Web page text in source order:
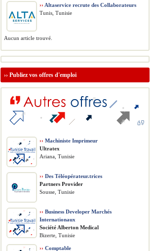
›› Altaservice recrute des Collaborateurs
Tunis, Tunisie
Aucun article trouvé.
›› Publiez vos offres d'emploi
›› Machiniste Imprimeur
Ultratex
Ariana, Tunisie
›› Des Téléopérateur.trices
Partners Provider
Sousse, Tunisie
›› Business Developer Marchés
Internationaux
Société Alberton Medical
Bizerte, Tunisie
›› Comptable